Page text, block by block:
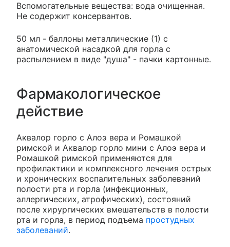
Вспомогательные вещества: вода очищенная.
Не содержит консервантов.
50 мл - баллоны металлические (1) с
анатомической насадкой для горла с
распылением в виде "душа" - пачки картонные.
Фармакологическое
действие
Аквалор горло с Алоэ вера и Ромашкой
римской и Аквалор горло мини с Алоэ вера и
Ромашкой римской применяются для
профилактики и комплексного лечения острых
и хронических воспалительных заболеваний
полости рта и горла (инфекционных,
аллергических, атрофических), состояний
после хирургических вмешательств в полости
рта и горла, в период подъема простудных
заболеваний.